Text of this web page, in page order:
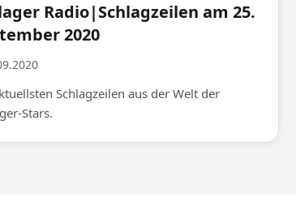
Radio|Schlagzeilen am 25.
2020
Schlagzeilen aus der Welt der
Stars.